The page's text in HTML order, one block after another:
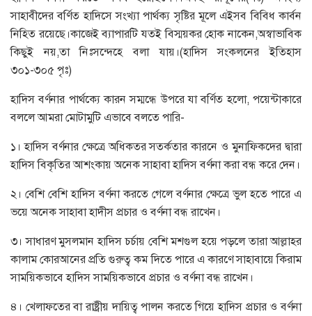
সাহাবীদের বর্ণিত হাদিসে সংখ্যা পার্থক্য সৃষ্টির মূলে এইসব বিবিধ কার্বন
নিহিত রয়েছে।কাজেই ব্যাপারটি যতই বিস্ময়কর হোক নাকেন,অস্বাভাবিক
কিছুই নয়,তা নিঃসন্দেহে বলা যায়।(হাদিস সংকলনের ইতিহাস
৩০১-৩০৫ পৃঃ)
হাদিস বর্ণনার পার্থক্যে কারন সম্মন্ধে উপরে যা বর্ণিত হলো, পয়েন্টাকারে
বললে আমরা মোটামুটি এভাবে বলতে পারি-
১। হাদিস বর্ণনার ক্ষেত্রে অধিকতর সতর্কতার কারনে ও মুনাফিকদের দ্বারা
হাদিস বিকৃতির আশংকায় অনেক সাহাবা হাদিস বর্ণনা করা বন্ধ করে দেন।
২। বেশি বেশি হাদিস বর্ণনা করতে গেলে বর্ণনার ক্ষেত্রে ভুল হতে পারে এ
ভয়ে অনেক সাহাবা হাদীস প্রচার ও বর্ণনা বন্ধ রাখেন।
৩। সাধারণ মুসলমান হাদিস চর্চায় বেশি মশগুল হয়ে পড়লে তারা আল্লাহর
কালাম কোরআনের প্রতি গুরুত্ব কম দিতে পারে এ কারণে সাহাবায়ে কিরাম
সাময়িকভাবে হাদিস সাময়িকভাবে প্রচার ও বর্ণনা বন্ধ রাখেন।
৪। খেলাফতের বা রাষ্ট্রীয় দায়িত্ব পালন করতে গিয়ে হাদিস প্রচার ও বর্ণনা